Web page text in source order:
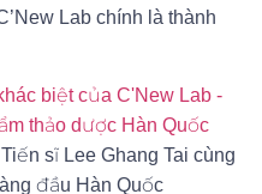
Lab chính là thành
sĩ Lee Ghang Tai cùng
đầu Hàn Quốc